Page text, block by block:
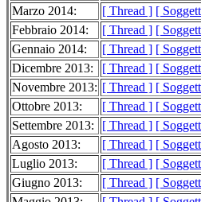
Marzo 2014:
[ Thread ] [
Febbraio 2014:
[ Thread ] [
Gennaio 2014:
[ Thread ] [
Dicembre 2013:
[ Thread ] [
Novembre 2013: [ Thread ] [
Ottobre 2013:
[ Thread ] [
Settembre 2013:
[ Thread ] [
Agosto 2013:
[ Thread ] [
Luglio 2013:
[ Thread ] [
Giugno 2013:
[ Thread ] [